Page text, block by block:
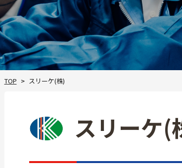
TOP スリーケ(株)
スリーケ(